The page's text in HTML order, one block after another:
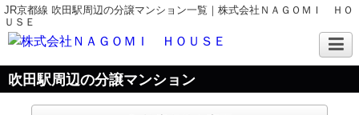
JR京都線 吹田駅周辺の分譲マンション一覧｜株式会社ＮＡＧＯＭＩ ＨＯ
ＵＳＥ
吹田駅周辺の分譲マンション